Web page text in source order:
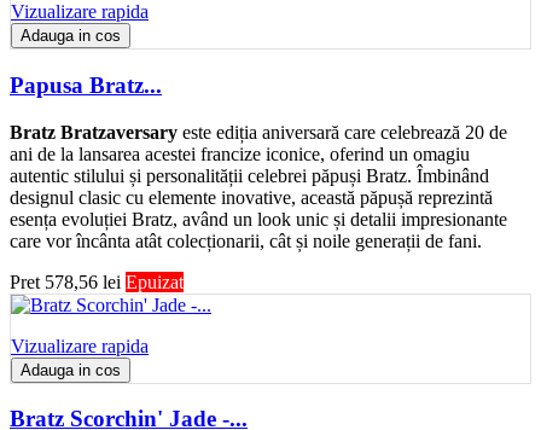
Vizualizare rapida
Adauga in cos
Papusa Bratz...
Bratz Bratzaversary este ediția aniversară care celebrează 20 de
ani de la lansarea acestei francize iconice, oferind un omagiu
autentic stilului și personalității celebrei păpuși Bratz. Îmbinând
designul clasic cu elemente inovative, această păpușă reprezintă
esența evoluției Bratz, având un look unic și detalii impresionante
care vor încânta atât colecționarii, cât și noile generații de fani.
Pret 578,56 lei Epuizat
Vizualizare rapida
Adauga in cos
Bratz Scorchin' Jade -...